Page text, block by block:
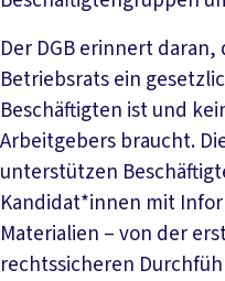
Der DGB erinnert daran,
Betriebsrats ein
Beschäftigten ist und
Arbeitgebers braucht.
unterstützen
Kandidat*innen mit
Materialien – von der
rechtssicheren